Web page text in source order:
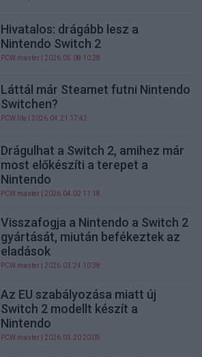
Hivatalos: drágább lesz a
Nintendo Switch 2
PCW.master | 2026.05.08 10:28
Láttál már Steamet futni Nintendo
Switchen?
PCW.lite | 2026.04.21 17:42
Drágulhat a Switch 2, amihez már
most előkészíti a terepet a
Nintendo
PCW.master | 2026.04.02 11:18
Visszafogja a Nintendo a Switch 2
gyártását, miután befékeztek az
eladások
PCW.master | 2026.03.24 10:38
Az EU szabályozása miatt új
Switch 2 modellt készít a
Nintendo
PCW.master | 2026.03.20 20:05